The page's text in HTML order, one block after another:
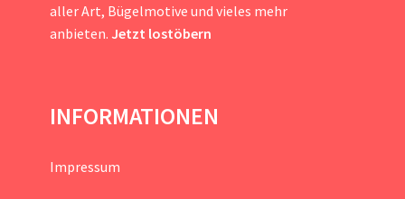
aller Art, Bügelmotive und vieles mehr
anbieten. Jetzt lostöbern
INFORMATIONEN
Impressum